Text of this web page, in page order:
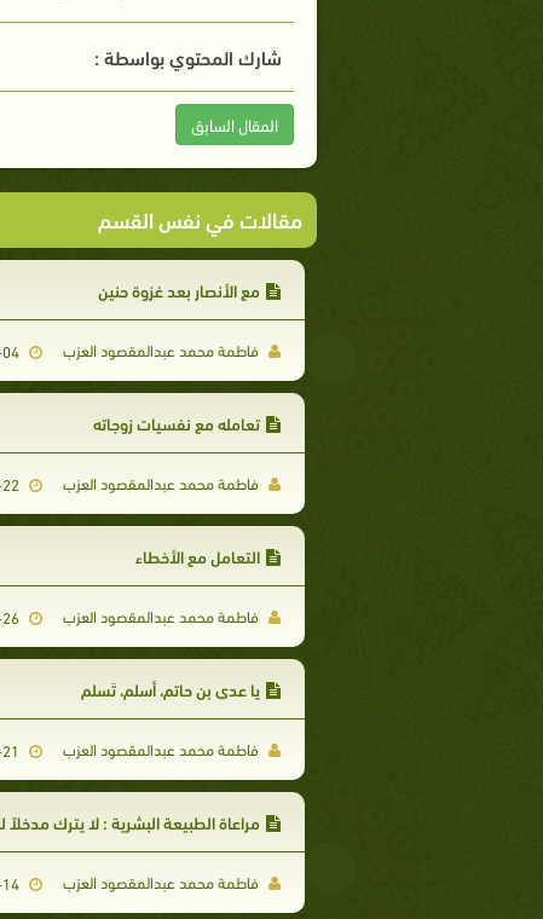
شارك المحتوي بواسطة :
المقال السابق
مقالات في نفس القسم
مع الأنصار بعد غزوة حنين
فاطمة محمد عبدالمقصود العزب 2019-02-04
تعامله مع نفسيات زوجاته
فاطمة محمد عبدالمقصود العزب
التعامل مع الأخطاء
فاطمة محمد عبدالمقصود العزب 2019-03-26
يا عدي بن حاتم، أسلم، تَسلم
فاطمة محمد عبدالمقصود العزب
مراعاة الطبيعة البشرية : لا يترك
فاطمة محمد عبدالمقصود العزب 2019-01-14